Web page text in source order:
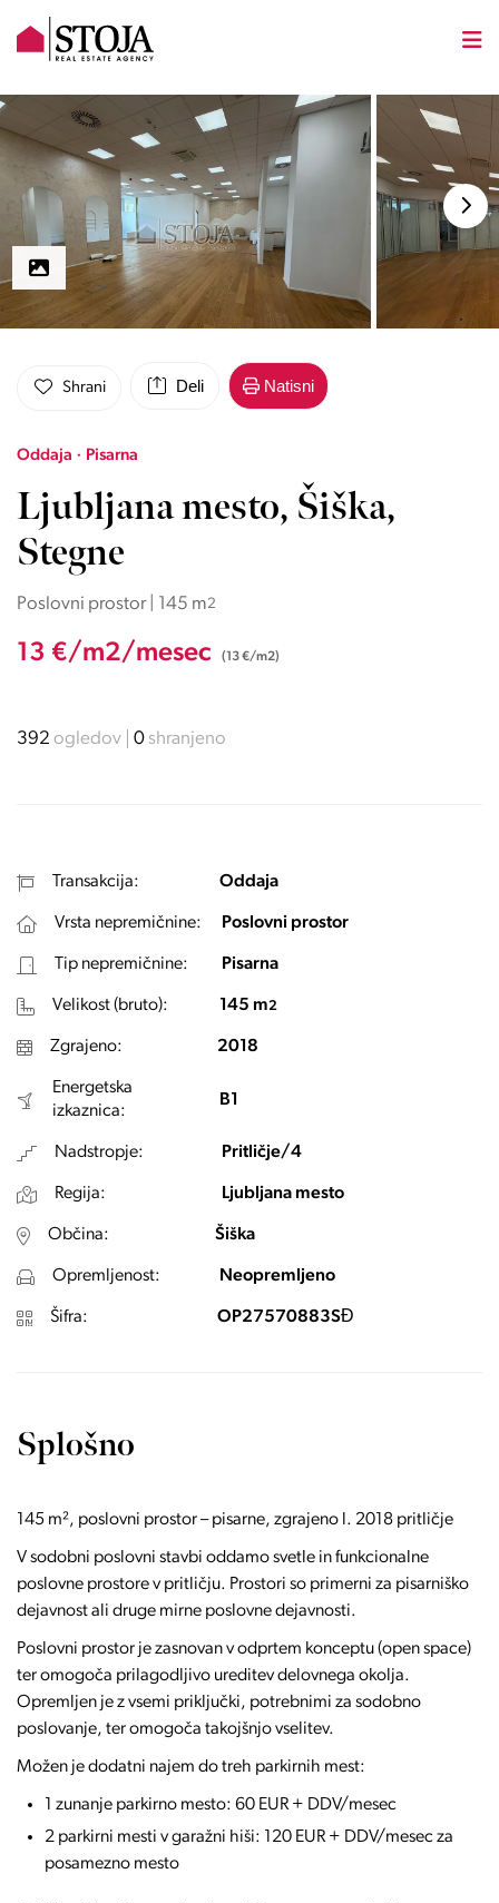
Shrani Deli Natisni
Oddaja · Pisarna
Ljubljana mesto, Šiška,
Stegne
Poslovni prostor | 145 m2
13 €/m2/mesec (13 €/m2)
392 ogledov 0shranjeno
Transakcija: Oddaja
Vrsta nepremičnine: Poslovni prostor
Tip nepremičnine: Pisarna
Velikost (bruto): 145 m2
Zgrajeno: 2018
Energetska
izkaznica:
B1
Nadstropje: Pritličje/4
Regija: Ljubljana mesto
Občina: Šiška
Opremljenost: Neopremljeno
Šifra: OP27570883SĐ
Splošno
145 m², poslovni prostor – pisarne, zgrajeno l. 2018 pritličje
V sodobni poslovni stavbi oddamo svetle in funkcionalne
poslovne prostore v pritličju. Prostori so primerni za pisarniško
dejavnost ali druge mirne poslovne dejavnosti.
Poslovni prostor je zasnovan v odprtem konceptu (open space)
ter omogoča prilagodljivo ureditev delovnega okolja.
Opremljen je z vsemi priključki, potrebnimi za sodobno
poslovanje, ter omogoča takojšnjo vselitev.
Možen je dodatni najem do treh parkirnih mest:
1 zunanje parkirno mesto: 60 EUR + DDV/mesec
2 parkirni mesti v garažni hiši: 120 EUR + DDV/mesec za
posamezno mesto